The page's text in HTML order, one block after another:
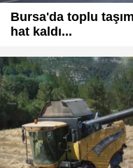
Bursa'da toplu
hat kaldı...